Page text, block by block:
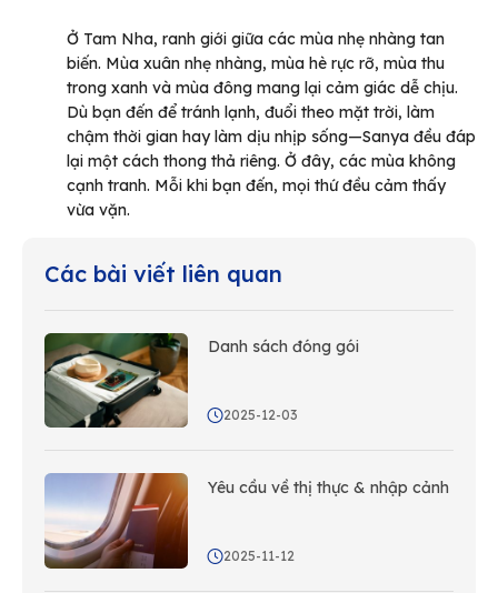
Ở Tam Nha, ranh giới giữa các mùa nhẹ nhàng tan
biến. Mùa xuân nhẹ nhàng, mùa hè rực rỡ, mùa thu
trong xanh và mùa đông mang lại cảm giác dễ chịu.
Dù bạn đến để tránh lạnh, đuổi theo mặt trời, làm
chậm thời gian hay làm dịu nhịp sống—Sanya đều đáp
lại một cách thong thả riêng. Ở đây, các mùa không
cạnh tranh. Mỗi khi bạn đến, mọi thứ đều cảm thấy
vừa vặn.
Các bài viết liên quan
Danh sách đóng gói
2025-12-03
Yêu cầu về thị thực & nhập cảnh
2025-11-12